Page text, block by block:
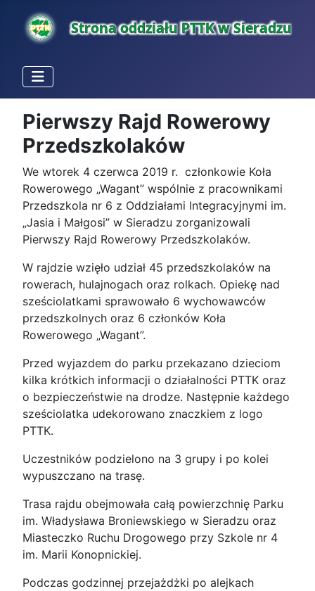
Pierwszy Rajd Rowerowy
Przedszkolaków
We wtorek 4 czerwca 2019 r. członkowie Koła
Rowerowego „Wagant” wspólnie z pracownikami
Przedszkola nr 6 z Oddziałami Integracyjnymi im.
„Jasia i Małgosi” w Sieradzu zorganizowali
Pierwszy Rajd Rowerowy Przedszkolaków.
W rajdzie wzięło udział 45 przedszkolaków na
rowerach, hulajnogach oraz rolkach. Opiekę nad
sześciolatkami sprawowało 6 wychowawców
przedszkolnych oraz 6 członków Koła
Rowerowego „Wagant”.
Przed wyjazdem do parku przekazano dzieciom
kilka krótkich informacji o działalności PTTK oraz
o bezpieczeństwie na drodze. Następnie każdego
sześciolatka udekorowano znaczkiem z logo
PTTK.
Uczestników podzielono na 3 grupy i po kolei
wypuszczano na trasę.
Trasa rajdu obejmowała całą powierzchnię Parku
im. Władysława Broniewskiego w Sieradzu oraz
Miasteczko Ruchu Drogowego przy Szkole nr 4
im. Marii Konopnickiej.
Podczas godzinnej przejażdżki po alejkach